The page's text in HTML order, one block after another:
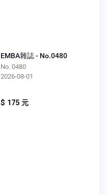
EMBA雜誌 - No.0480
No. 0480
2026-08-01
$ 175 元